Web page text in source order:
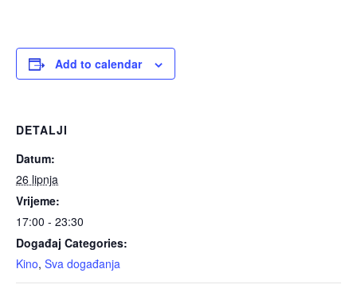
Add to calendar
DETALJI
Datum:
26 lipnja
Vrijeme:
17:00 - 23:30
Događaj Categories:
Kino, Sva događanja